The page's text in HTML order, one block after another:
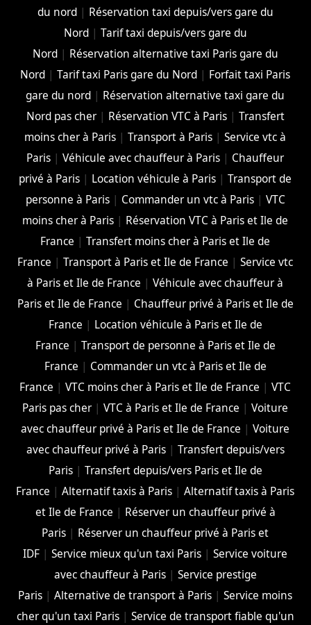
du nord| Réservation taxi depuis/vers gare du
Nord| Tarif taxi depuis/vers gare du
Nord| Réservation alternative taxi Paris gare du
Nord |Tarif taxi Paris gare du Nord | Forfait taxi Paris
gare du nord | Réservation alternative taxi gare du
Nord pas cher| Réservation VTC à Paris| Transfert
moins cher à Paris |Transport à Paris |Service vtc à
Paris |Véhicule avec chauffeur à Paris | Chauffeur
privé à Paris | Location véhicule à Paris |Transport de
personne à Paris| Commander un vtc à Paris| VTC
moins cher à Paris | Réservation VTC à Paris et Ile de
France |Transfert moins cher à Paris et Ile de
France |Transport à Paris et Ile de France |Service vtc
à Paris et Ile de France |Véhicule avec chauffeur à
Paris et Ile de France | Chauffeur privé à Paris et Ile de
France | Location véhicule à Paris et Ile de
France | Transport de personne à Paris et Ile de
France | Commander un vtc à Paris et Ile de
France |VTC moins cher à Paris et Ile de France |VTC
Paris pas cher |VTC à Paris et Ile de France |Voiture
avec chauffeur privé à Paris et Ile de France |Voiture
avec chauffeur privé à Paris| Transfert depuis/vers
Paris| Transfert depuis/vers Paris et Ile de
France |Alternatif taxis à Paris |Alternatif taxis à Paris
et Ile de France | Réserver un chauffeur privé à
Paris | Réserver un chauffeur privé à Paris et
IDF |Service mieux qu'un taxi Paris |Service voiture
avec chauffeur à Paris| Service prestige
Paris |Alternative de transport à Paris |Service moins
cher qu'un taxi Paris| Service de transport fiable qu'un